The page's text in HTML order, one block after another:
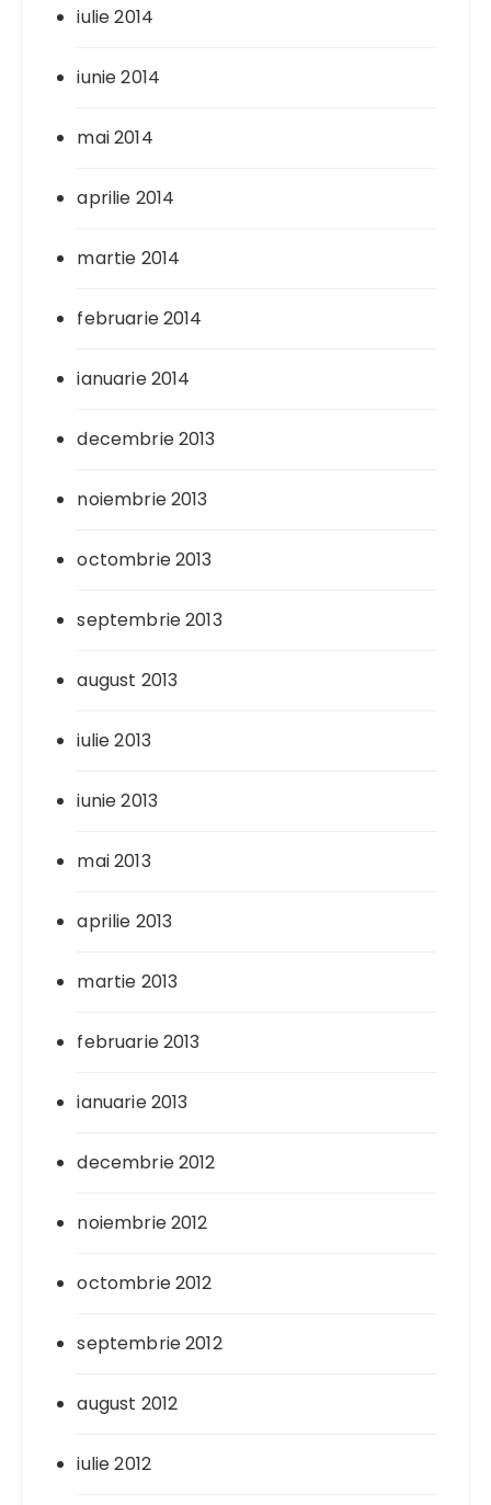
iulie 2014
iunie 2014
mai 2014
aprilie 2014
martie 2014
februarie 2014
ianuarie 2014
decembrie 2013
noiembrie 2013
octombrie 2013
septembrie 2013
august 2013
iulie 2013
iunie 2013
mai 2013
aprilie 2013
martie 2013
februarie 2013
ianuarie 2013
decembrie 2012
noiembrie 2012
octombrie 2012
septembrie 2012
august 2012
iulie 2012